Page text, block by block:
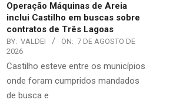
Operação Máquinas de Areia
inclui Castilho em buscas sobre
contratos de Três Lagoas
BY: VALDEI ON: 7 DE AGOSTO DE
2026
Castilho esteve entre os municípios
onde foram cumpridos mandados
de busca e